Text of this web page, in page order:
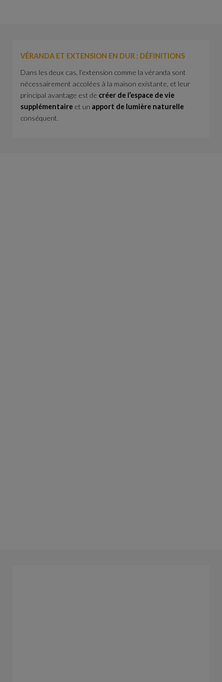
VÉRANDA ET EXTENSION EN DUR : DÉFINITIONS
Dans les deux cas, l’extension comme la véranda sont
nécessairement accolées à la maison existante, et leur
principal avantage est de créer de l’espace de vie
supplémentaire et un apport de lumière naturelle
conséquent.